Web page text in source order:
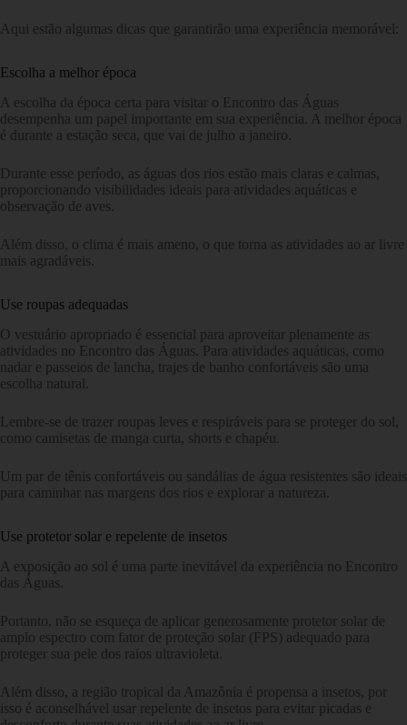
Aqui estão algumas dicas que garantirão uma experiência memorável:
Escolha a melhor época
A escolha da época certa para visitar o Encontro das Águas
desempenha um papel importante em sua experiência. A melhor época
é durante a estação seca, que vai de julho a janeiro.
Durante esse período, as águas dos rios estão mais claras e calmas,
proporcionando visibilidades ideais para atividades aquáticas e
observação de aves.
Além disso, o clima é mais ameno, o que torna as atividades ao ar livre
mais agradáveis.
Use roupas adequadas
O vestuário apropriado é essencial para aproveitar plenamente as
atividades no Encontro das Águas. Para atividades aquáticas, como
nadar e passeios de lancha, trajes de banho confortáveis são uma
escolha natural.
Lembre-se de trazer roupas leves e respiráveis para se proteger do sol,
como camisetas de manga curta, shorts e chapéu.
Um par de tênis confortáveis ou sandálias de água resistentes são ideais
para caminhar nas margens dos rios e explorar a natureza.
Use protetor solar e repelente de insetos
A exposição ao sol é uma parte inevitável da experiência no Encontro
das Águas.
Portanto, não se esqueça de aplicar generosamente protetor solar de
amplo espectro com fator de proteção solar (FPS) adequado para
proteger sua pele dos raios ultravioleta.
Além disso, a região tropical da Amazônia é propensa a insetos, por
isso é aconselhável usar repelente de insetos para evitar picadas e